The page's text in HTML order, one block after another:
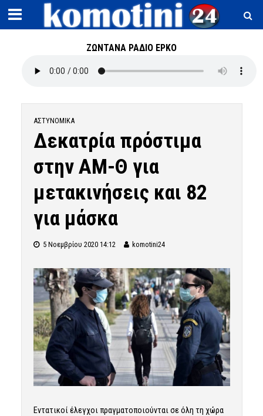
ΖΩΝΤΑΝΑ ΡΑΔΙΟ ΕΡΚΟ
ΑΣΤΥΝΟΜΙΚΆ
Δεκατρία πρόστιμα
στην ΑΜ-Θ για
μετακινήσεις και 82
για μάσκα
5 Νοεμβρίου 2020 14:12 komotini24
Εντατικοί έλεγχοι πραγματοποιούνται σε όλη τη χώρα